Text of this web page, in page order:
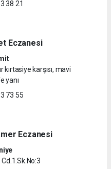
38 21
Eczanesi
karşısı, mavi
yanı
73 55
Eczanesi